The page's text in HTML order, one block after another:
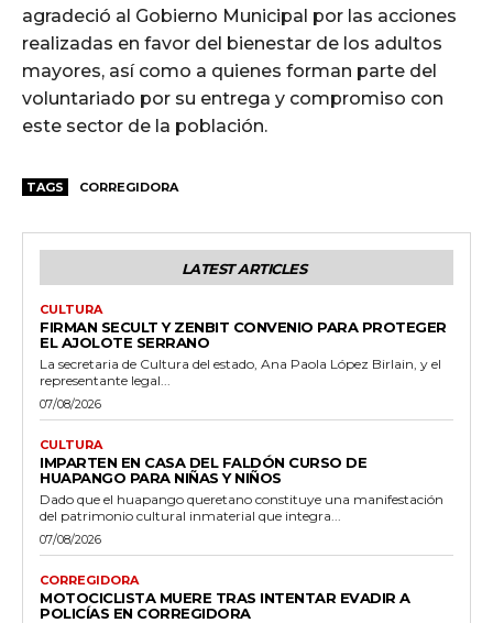
agradeció al Gobierno Municipal por las acciones
realizadas en favor del bienestar de los adultos
mayores, así como a quienes forman parte del
voluntariado por su entrega y compromiso con
este sector de la población.
TAGS CORREGIDORA
LATEST ARTICLES
CULTURA
FIRMAN SECULT Y ZENBIT CONVENIO PARA PROTEGER
EL AJOLOTE SERRANO
La secretaria de Cultura del estado, Ana Paola López Birlain, y el
representante legal...
07/08/2026
CULTURA
IMPARTEN EN CASA DEL FALDÓN CURSO DE
HUAPANGO PARA NIÑAS Y NIÑOS
Dado que el huapango queretano constituye una manifestación
del patrimonio cultural inmaterial que integra...
07/08/2026
CORREGIDORA
MOTOCICLISTA MUERE TRAS INTENTAR EVADIR A
POLICÍAS EN CORREGIDORA